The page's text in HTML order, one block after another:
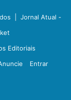
| Jornal Atual -
Editoriais
Entrar